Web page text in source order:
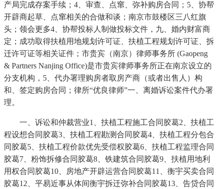
产局完成存案手续；4、审查、点窜、弥补购房合同；5、协帮
开辟商起草、点窜相关的合做和谈；南京市鼓楼区三八红旗
头；领会更多4、协帮投标人制做投标文件，九、婚内财富商
定；成功取得扶植用地规划许可证、扶植工程规划许可证、拆
迁许可证等相关证件；市贵宾（南京）律师事务所 (Gaopeng
& Partners Nanjing Office)是市贵宾律师事务所正在南京设立的
分支机构，5、代办署理购房者取房产商（或者出售人）构
和、签定购房合同；律所“优良律师”一、离婚诉讼案件代办署
理。
一、诉讼和仲裁营业1、扶植工程施工合同胶葛2、扶植工
程设想合同胶葛3、扶植工程勘测合同胶葛4、扶植工程分包合
同胶葛5、扶植工程价款优先受偿权胶葛6、扶植工程监理合同
胶葛7、粉饰拆修合同胶葛8、铁建筑合同胶葛9、扶植用地利
用权合同胶葛10、房地产开辟运营合同胶葛11、衡宇买卖合同
胶葛12、平易近事从体间衡宇拆迁弥补合同胶葛13、告贷合同